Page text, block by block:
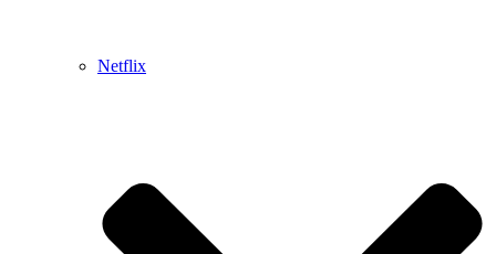
Netflix